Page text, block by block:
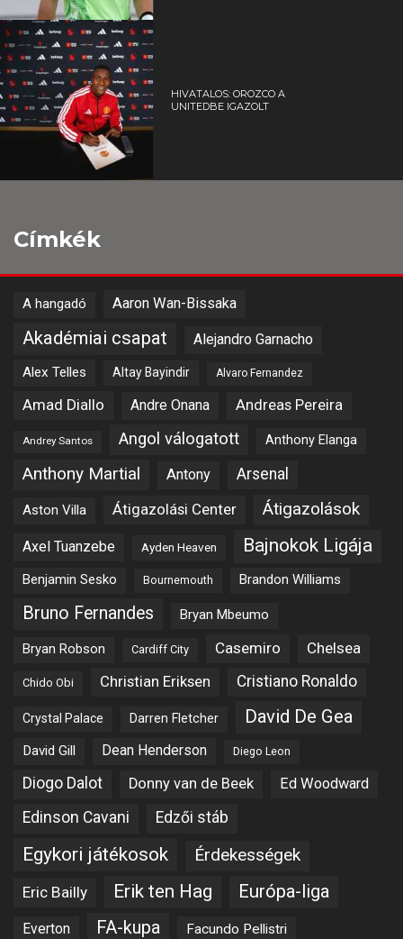
HIVATALOS: OROZCO A
UNITEDBE IGAZOLT
Címkék
A hangadó Aaron Wan-Bissaka
Akadémiai csapat Alejandro Garnacho
Alex Telles Altay Bayindir Alvaro Fernandez
Amad Diallo Andre Onana Andreas Pereira
Andrey Santos Angol válogatott Anthony Elanga
Anthony Martial Antony Arsenal
Aston Villa Átigazolási Center Átigazolások
Axel Tuanzebe Ayden Heaven Bajnokok Ligája
Benjamin Sesko Bournemouth Brandon Williams
Bruno Fernandes Bryan Mbeumo
Bryan Robson Cardiff City Casemiro Chelsea
Chido Obi Christian Eriksen Cristiano Ronaldo
Crystal Palace Darren Fletcher David De Gea
David Gill Dean Henderson Diego Leon
Diogo Dalot Donny van de Beek Ed Woodward
Edinson Cavani Edzői stáb
Egykori játékosok Érdekességek
Eric Bailly Erik ten Hag Európa-liga
Everton FA-kupa Facundo Pellistri